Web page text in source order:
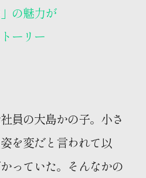
の魅力が
ーリー
員の大島かの子。小さ
を変だと言われて以
っていた。そんなかの